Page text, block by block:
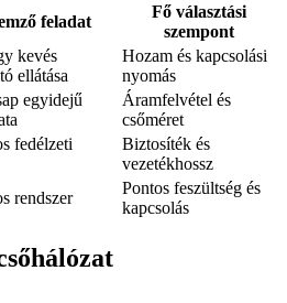
feladat
Fő választási
szempont
kevés
ellátása
Hozam és kapcsolási
nyomás
egyidejű
Áramfelvétel és
csőméret
fedélzeti
Biztosíték és
vezetékhossz
rendszer
Pontos feszültség és
kapcsolás